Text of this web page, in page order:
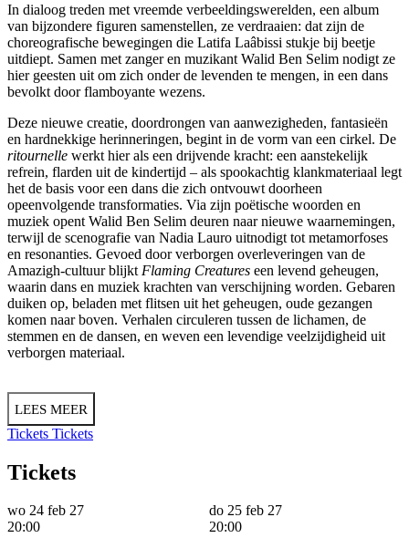
In dialoog treden met vreemde verbeeldingswerelden, een album
van bijzondere figuren samenstellen, ze verdraaien: dat zijn de
choreografische bewegingen die Latifa Laâbissi stukje bij beetje
uitdiept. Samen met zanger en muzikant Walid Ben Selim nodigt ze
hier geesten uit om zich onder de levenden te mengen, in een dans
bevolkt door flamboyante wezens.
Deze nieuwe creatie, doordrongen van aanwezigheden, fantasieën
en hardnekkige herinneringen, begint in de vorm van een cirkel. De
ritournelle werkt hier als een drijvende kracht: een aanstekelijk
refrein, flarden uit de kindertijd – als spookachtig klankmateriaal legt
het de basis voor een dans die zich ontvouwt doorheen
opeenvolgende transformaties. Via zijn poëtische woorden en
muziek opent Walid Ben Selim deuren naar nieuwe waarnemingen,
terwijl de scenografie van Nadia Lauro uitnodigt tot metamorfoses
en resonanties. Gevoed door verborgen overleveringen van de
Amazigh-cultuur blijkt Flaming Creatures een levend geheugen,
waarin dans en muziek krachten van verschijning worden. Gebaren
duiken op, beladen met flitsen uit het geheugen, oude gezangen
komen naar boven. Verhalen circuleren tussen de lichamen, de
stemmen en de dansen, en weven een levendige veelzijdigheid uit
verborgen materiaal.
LEES MEER
Tickets Tickets
Tickets
wo 24 feb 27
20:00
do 25 feb 27
20:00